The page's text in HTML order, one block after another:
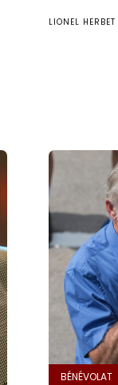
LIONEL HERBET
BÉNÉVOLAT